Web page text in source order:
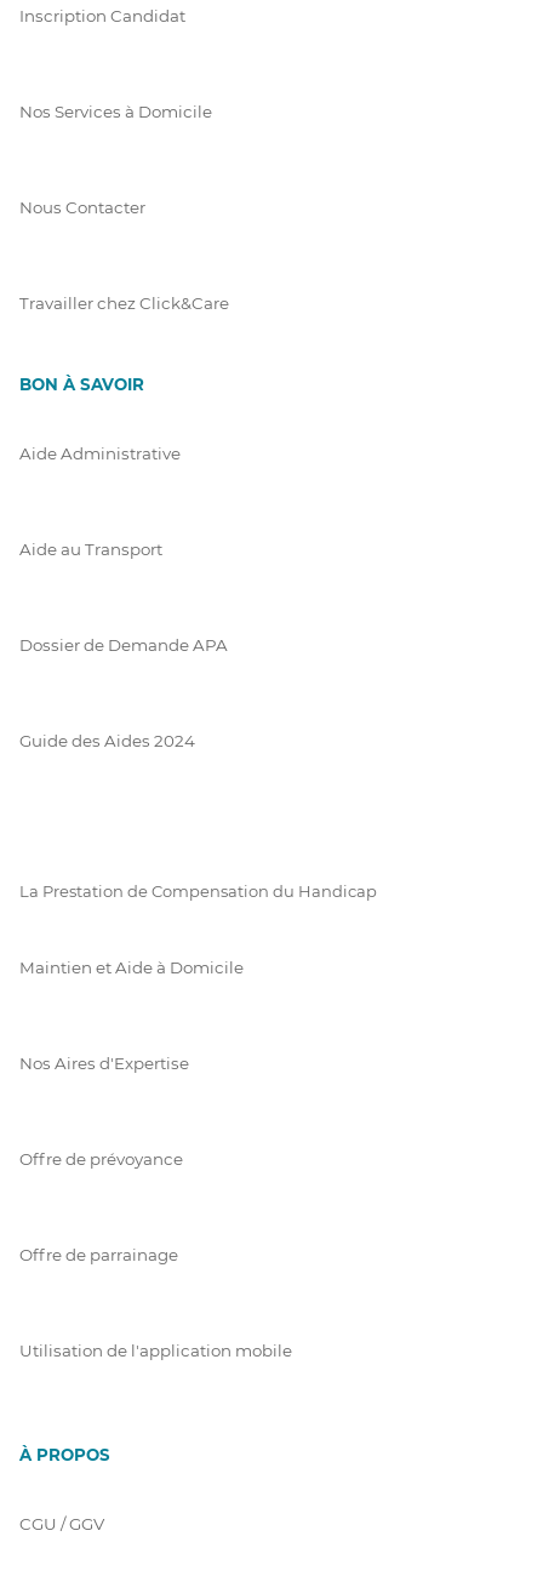
Inscription Candidat
Nos Services à Domicile
Nous Contacter
Travailler chez Click&Care
BON À SAVOIR
Aide Administrative
Aide au Transport
Dossier de Demande APA
Guide des Aides 2024
La Prestation de Compensation du Handicap
Maintien et Aide à Domicile
Nos Aires d'Expertise
Offre de prévoyance
Offre de parrainage
Utilisation de l'application mobile
À PROPOS
CGU / GGV